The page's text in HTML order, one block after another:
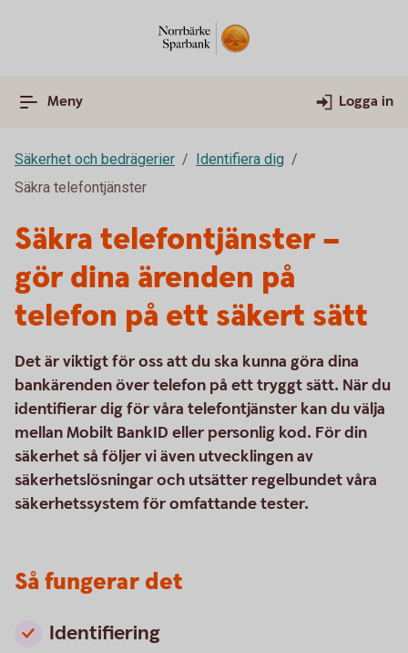
Meny Logga in
Säkerhet och bedrägerier
Identifiera dig
Säkra telefontjänster
Säkra telefontjänster –
gör dina ärenden på
telefon på ett säkert sätt
Det är viktigt för oss att du ska kunna göra dina
bankärenden över telefon på ett tryggt sätt. När du
identifierar dig för våra telefontjänster kan du välja
mellan Mobilt BankID eller personlig kod. För din
säkerhet så följer vi även utvecklingen av
säkerhetslösningar och utsätter regelbundet våra
säkerhetssystem för omfattande tester.
Så fungerar det
Identifiering